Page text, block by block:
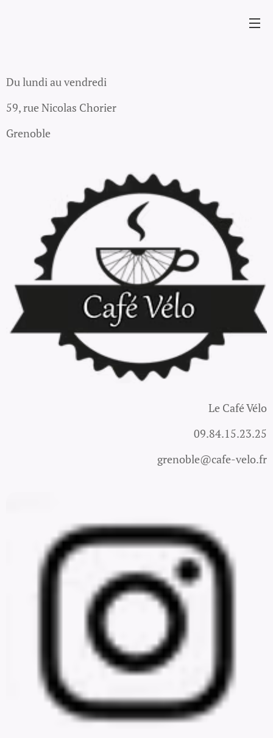
Du lundi au vendredi
59, rue Nicolas Chorier
Grenoble
Le Café Vélo
09.84.15.23.25
grenoble@cafe-velo.fr